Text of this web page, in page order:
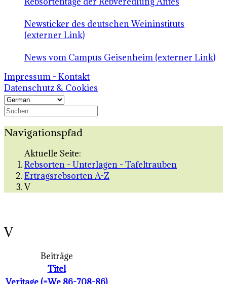
Newsticker des deutschen Weininstituts
(externer Link)
News vom Campus Geisenheim (externer Link)
Impressum - Kontakt
Datenschutz & Cookies
Navigationspfad
Aktuelle Seite:
Rebsorten - Unterlagen - Tafeltrauben
Ertragsrebsorten A-Z
V
V
Beiträge
Titel